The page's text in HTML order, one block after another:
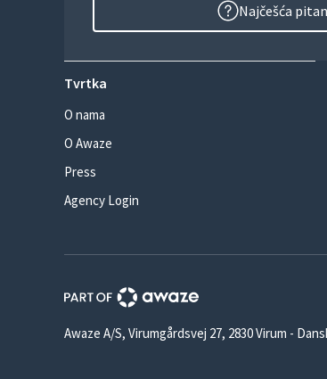
Najčešća
Tvrtka
O nama
O Awaze
Press
Agency Login
Awaze A/S, Virumgårdsvej 27, 2830 Virum -